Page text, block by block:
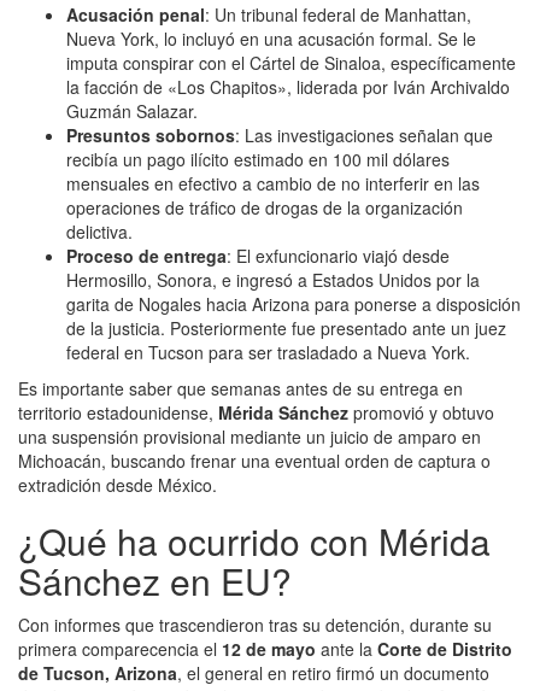
Acusación penal: Un tribunal federal de Manhattan,
Nueva York, lo incluyó en una acusación formal. Se le
imputa conspirar con el Cártel de Sinaloa, específicamente
la facción de «Los Chapitos», liderada por Iván Archivaldo
Guzmán Salazar.
Presuntos sobornos: Las investigaciones señalan que
recibía un pago ilícito estimado en 100 mil dólares
mensuales en efectivo a cambio de no interferir en las
operaciones de tráfico de drogas de la organización
delictiva.
Proceso de entrega: El exfuncionario viajó desde
Hermosillo, Sonora, e ingresó a Estados Unidos por la
garita de Nogales hacia Arizona para ponerse a disposición
de la justicia. Posteriormente fue presentado ante un juez
federal en Tucson para ser trasladado a Nueva York.
Es importante saber que semanas antes de su entrega en
territorio estadounidense, Mérida Sánchez promovió y obtuvo
una suspensión provisional mediante un juicio de amparo en
Michoacán, buscando frenar una eventual orden de captura o
extradición desde México.
¿Qué ha ocurrido con Mérida
Sánchez en EU?
Con informes que trascendieron tras su detención, durante su
primera comparecencia el 12 de mayo ante la Corte de Distrito
de Tucson, Arizona, el general en retiro firmó un documento